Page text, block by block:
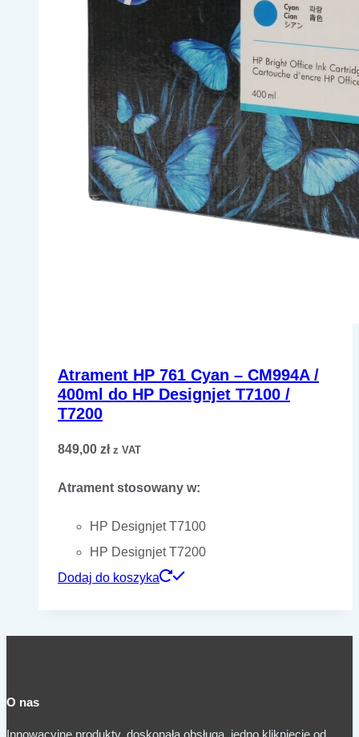
Atrament HP 761 Cyan – CM994A /
400ml do HP Designjet T7100 /
T7200
849,00 zł z VAT
Atrament stosowany w:
HP Designjet T7100
HP Designjet T7200
Dodaj do koszyka
O nas
Innowacyjne produkty, doskonała obsługa, jedno kliknięcie od